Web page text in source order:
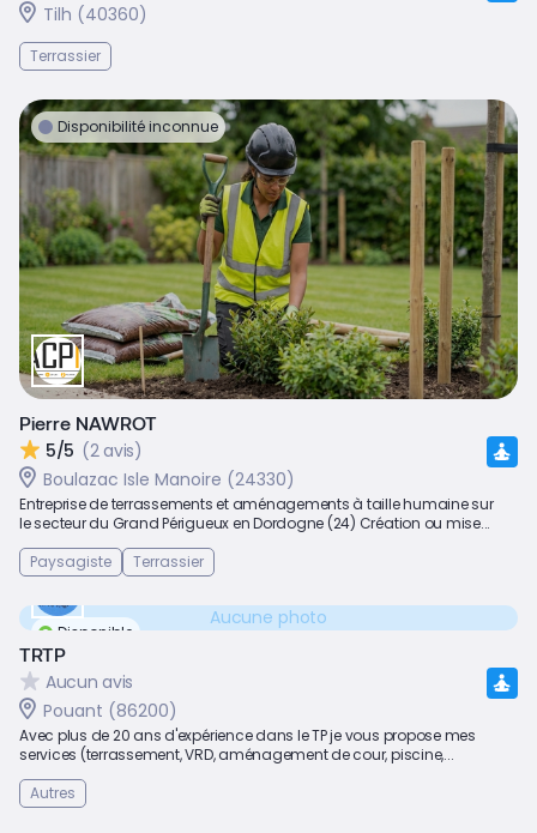
Tilh (40360)
Terrassier
Disponibilité inconnue
Pierre NAWROT
5/5 (2 avis)
Boulazac Isle Manoire (24330)
Entreprise de terrassements et aménagements à taille humaine sur
le secteur du Grand Périgueux en Dordogne (24) Création ou mise...
Paysagiste
Terrassier
Disponible
Aucune photo
TRTP
Aucun avis
Pouant (86200)
Avec plus de 20 ans d'expérience dans le TP je vous propose mes
services (terrassement, VRD, aménagement de cour, piscine,...
Autres